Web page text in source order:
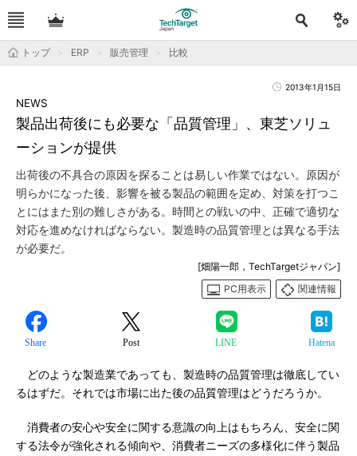
トップ ERP 販売管理 比較
2013年1月15日
製品出荷後にも必要な「品質管理」、東芝ソリュ
ーションが提供
NEWS
出荷後の不具合の原因を探ることは易しい作業ではない。原因が
明らかになった後、影響を被る製品の範囲を定め、対策を打つこ
とにはまた別の難しさがある。時間との戦いの中、正確で適切な
対応を進めなければならない。製造時の品質管理とは異なる手法
が必要だ。
[畑陽一郎，TechTargetジャパン]
PC用表示
関連情報
Share Post LINE Hatena
どのような製造業であっても、製造時の品質管理は徹底してい
るはずだ。それでは市場に出た後の品質管理はどうだろうか。
消費者の安心や安全に関する意識の向上はもちろん、安全に関
する法令が強化される傾向や、消費者ニーズの多様化に伴う製品